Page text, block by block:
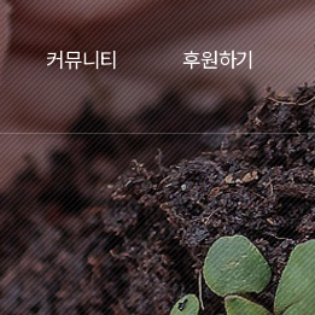
커뮤니티 후원하기